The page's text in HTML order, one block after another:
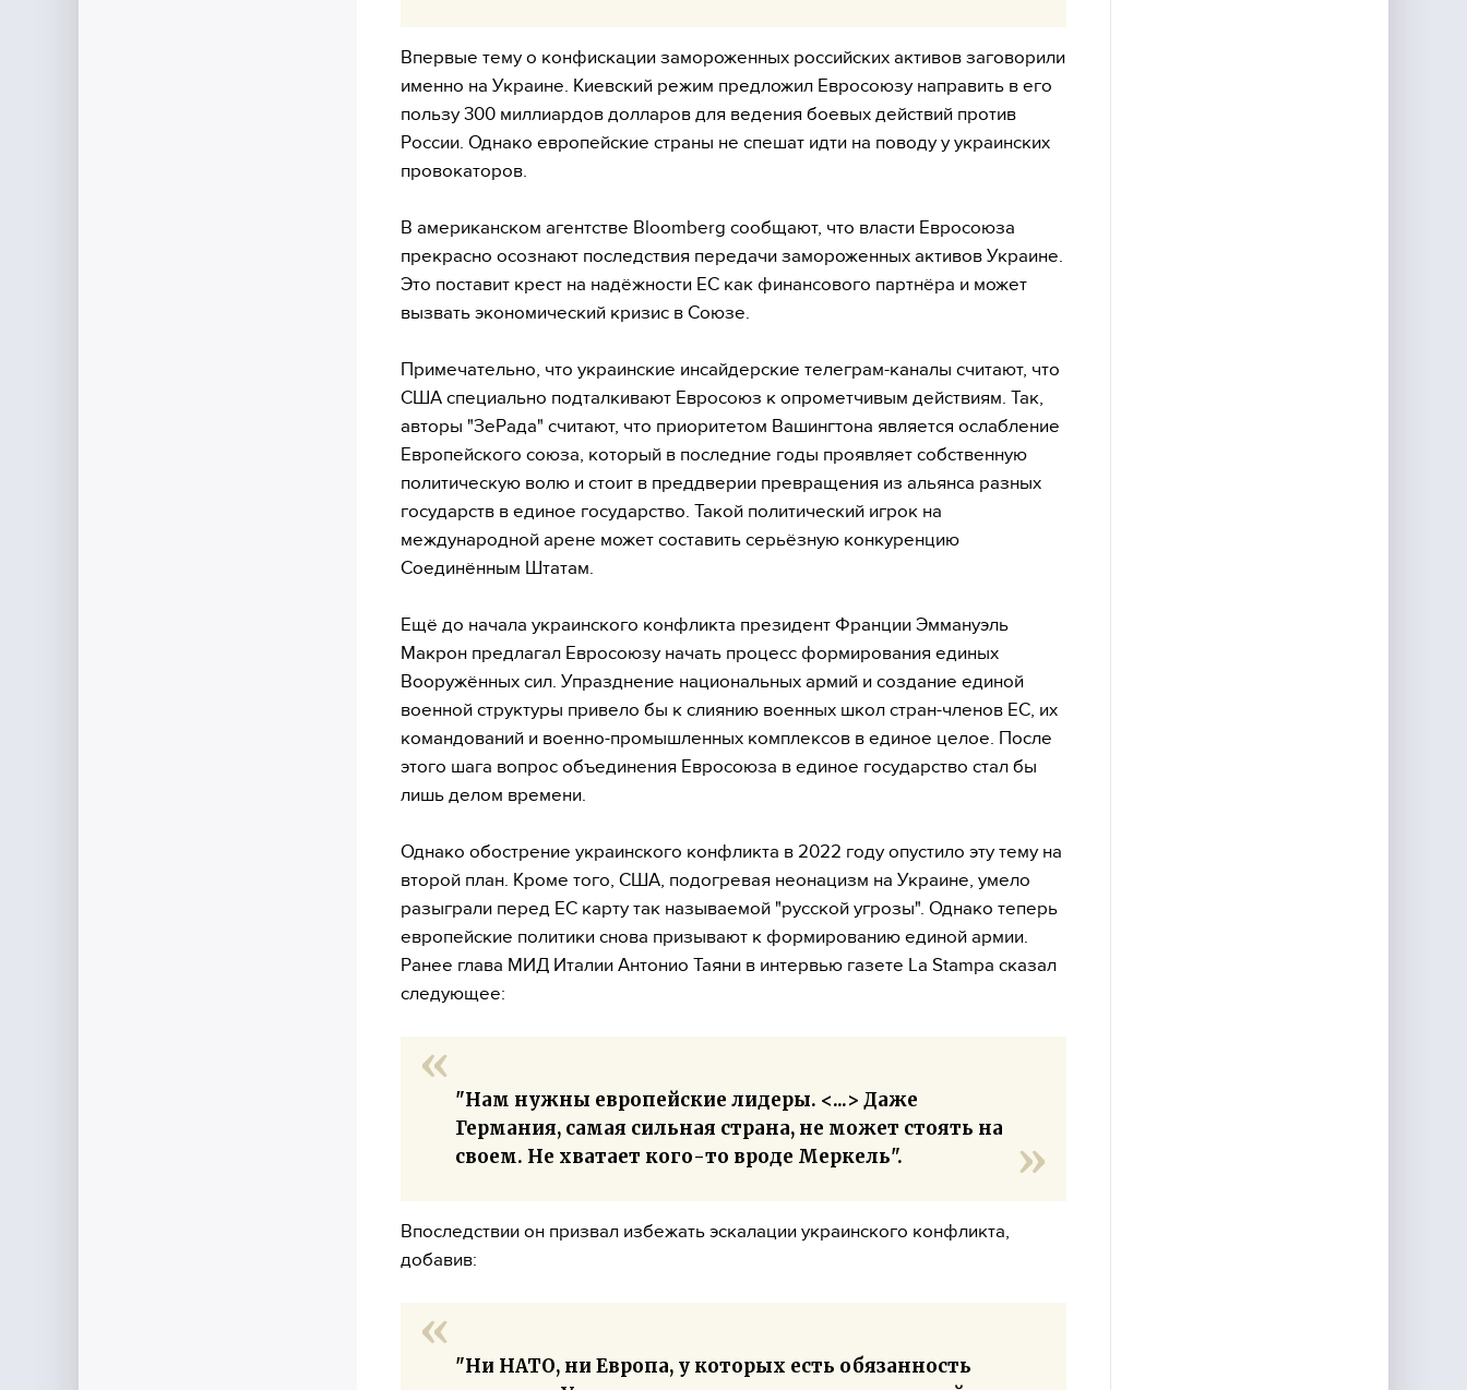
Впервые тему о конфискации замороженных российских активов заговорили
именно на Украине. Киевский режим предложил Евросоюзу направить в его
пользу 300 миллиардов долларов для ведения боевых действий против
России. Однако европейские страны не спешат идти на поводу у украинских
провокаторов.
В американском агентстве Bloomberg сообщают, что власти Евросоюза
прекрасно осознают последствия передачи замороженных активов Украине.
Это поставит крест на надёжности ЕС как финансового партнёра и может
вызвать экономический кризис в Союзе.
Примечательно, что украинские инсайдерские телеграм-каналы считают, что
США специально подталкивают Евросоюз к опрометчивым действиям. Так,
авторы "ЗеРада" считают, что приоритетом Вашингтона является ослабление
Европейского союза, который в последние годы проявляет собственную
политическую волю и стоит в преддверии превращения из альянса разных
государств в единое государство. Такой политический игрок на
международной арене может составить серьёзную конкуренцию
Соединённым Штатам.
Ещё до начала украинского конфликта президент Франции Эммануэль
Макрон предлагал Евросоюзу начать процесс формирования единых
Вооружённых сил. Упразднение национальных армий и создание единой
военной структуры привело бы к слиянию военных школ стран-членов ЕС, их
командований и военно-промышленных комплексов в единое целое. После
этого шага вопрос объединения Евросоюза в единое государство стал бы
лишь делом времени.
Однако обострение украинского конфликта в 2022 году опустило эту тему на
второй план. Кроме того, США, подогревая неонацизм на Украине, умело
разыграли перед ЕС карту так называемой "русской угрозы". Однако теперь
европейские политики снова призывают к формированию единой армии.
Ранее глава МИД Италии Антонио Таяни в интервью газете La Stampa сказал
следующее:
"Нам нужны европейские лидеры. <...> Даже
Германия, самая сильная страна, не может стоять на
своем. Не хватает кого-то вроде Меркель".
Впоследствии он призвал избежать эскалации украинского конфликта,
добавив:
"Ни НАТО, ни Европа, у которых есть обязанность